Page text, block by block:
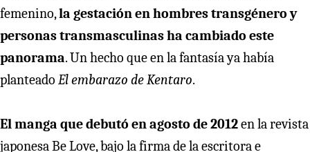
femenino,la gestación en hombres transgénero y
personas transmasculinas ha cambiado este
panorama. Un hecho que en la fantasía ya había
planteado El embarazo de Kentaro.
El manga que debutó en agosto de 2012en la revista
japonesa Be Love, bajo la firma de la escritora e